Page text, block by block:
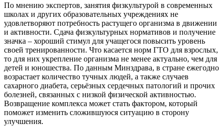
По мнению экспертов, занятия физкультурой в современных
школах и других образовательных учреждениях не
удовлетворяют потребность растущего организма в движении
и активности. Сдача физкультурных нормативов и получение
значка – хороший стимул для учащегося повысить уровень
своей тренированности. Что касается норм ГТО для взрослых,
то для них укрепление организма не менее актуально, чем для
детей и юношества. По данным Минздрава, в стране ежегодно
возрастает количество тучных людей, а также случаев
сахарного диабета, серьёзных сердечных патологий и прочих
болезней, связанных с низкой физической активностью.
Возвращение комплекса может стать фактором, который
поможет изменить сложившуюся ситуацию в сторону
улучшения.